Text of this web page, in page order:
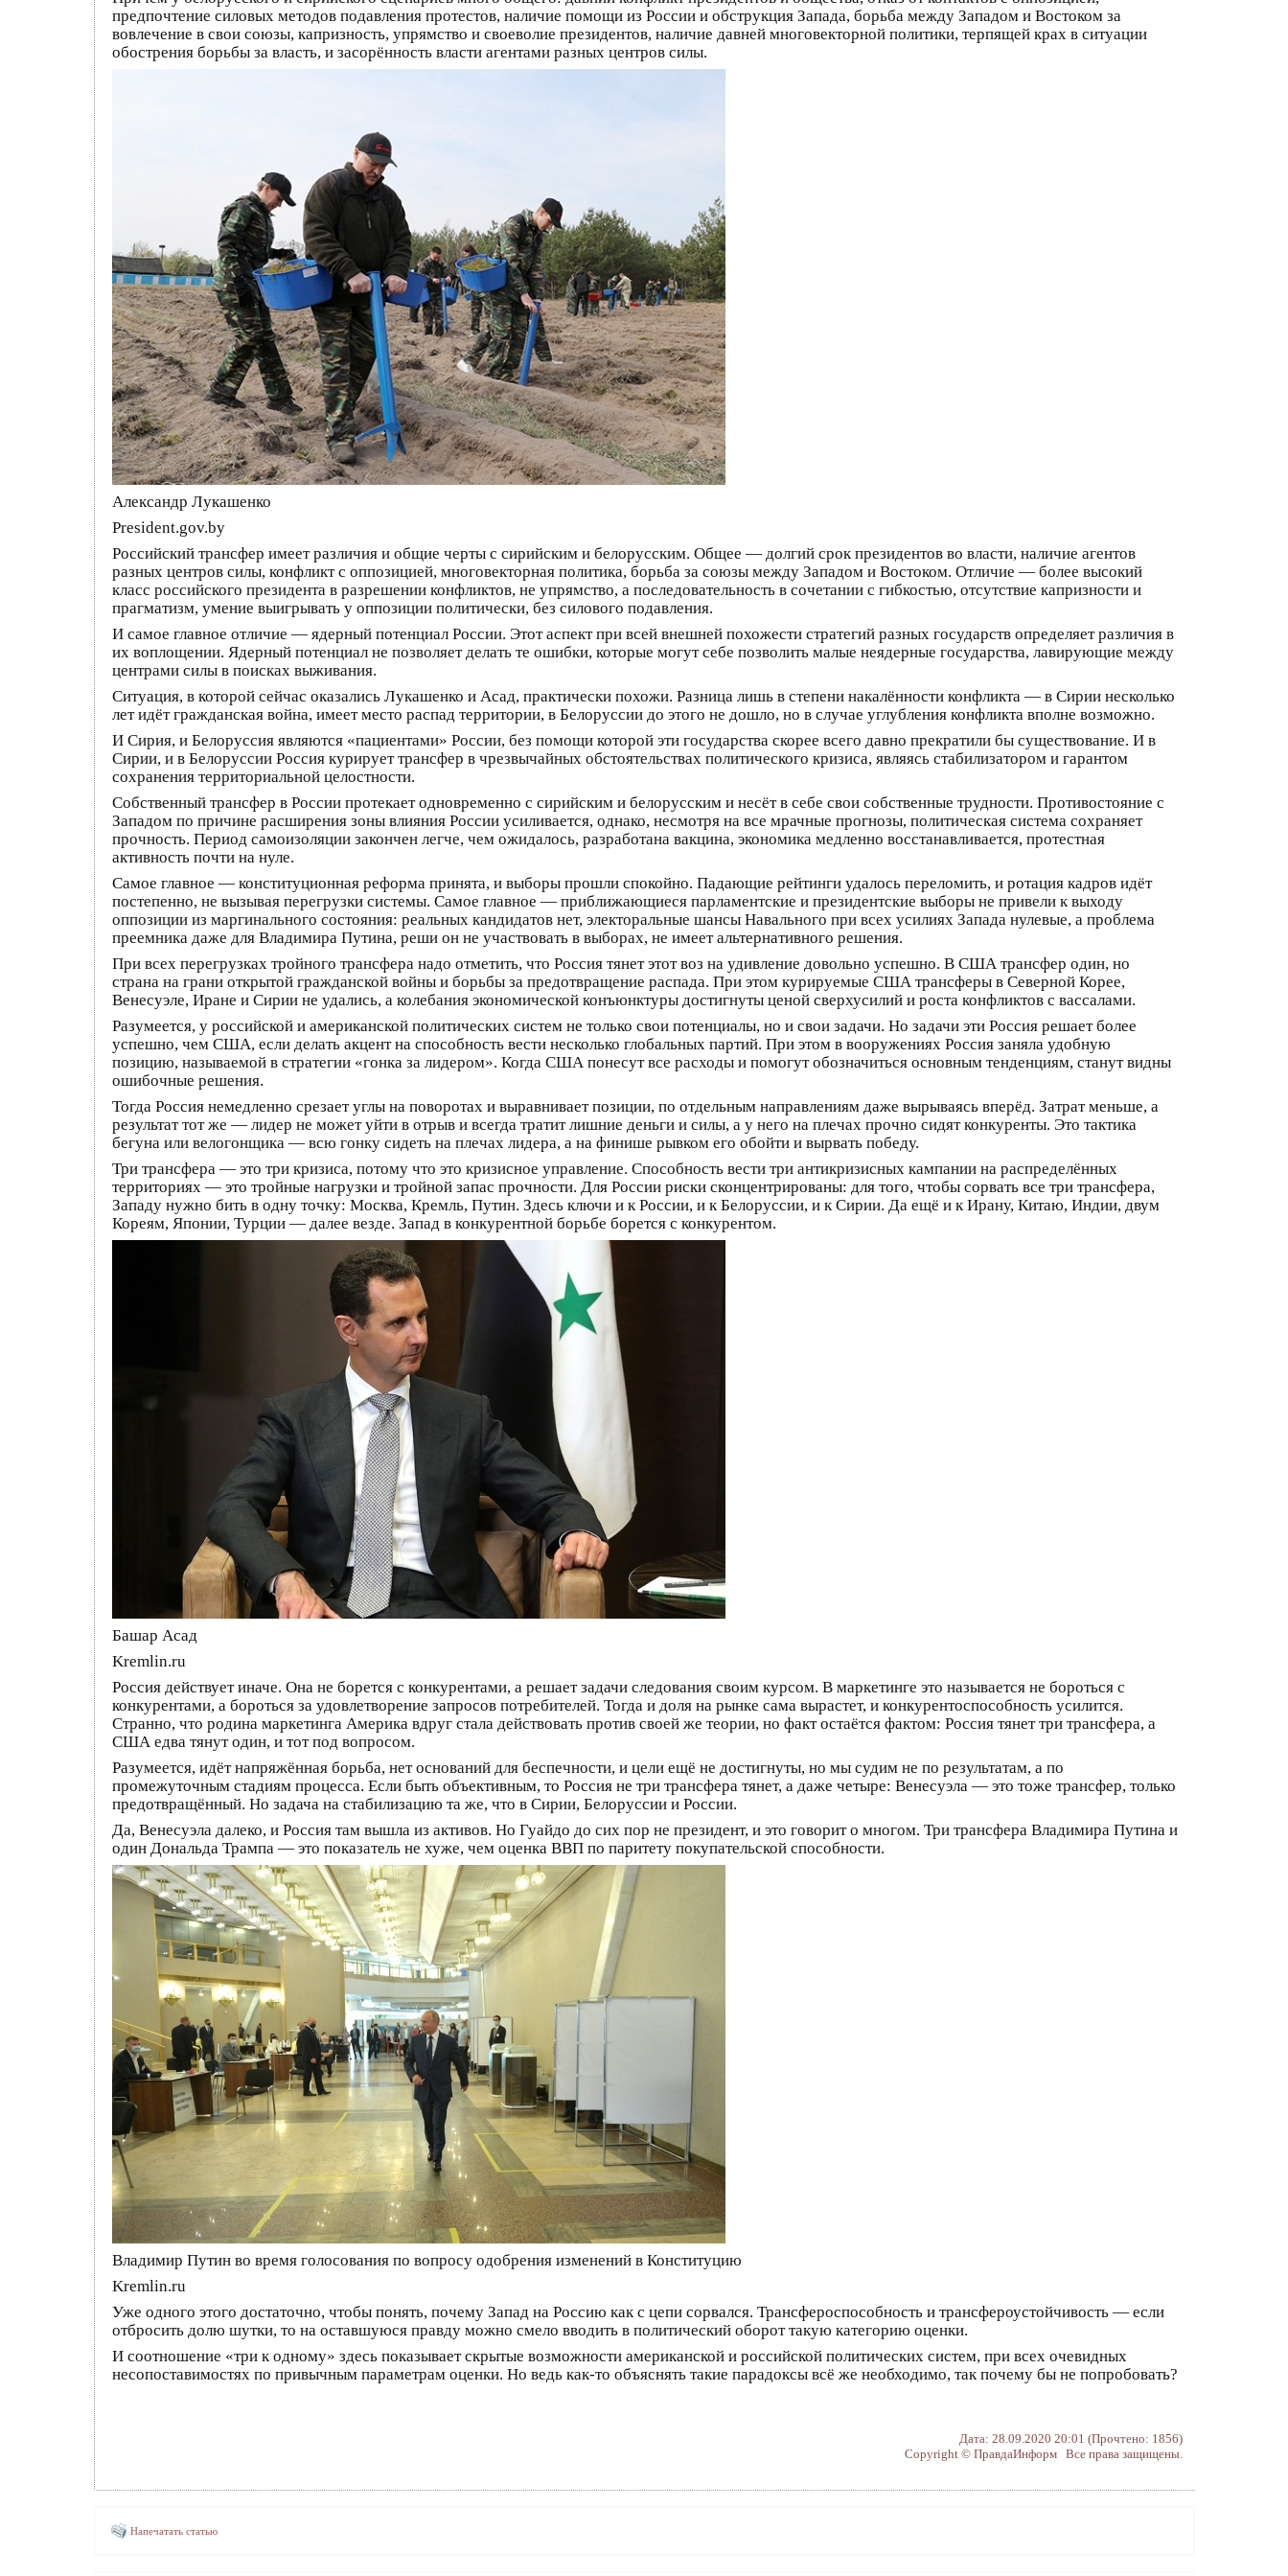
предпочтение силовых методов подавления протестов, наличие помощи из России и обструкция Запада, борьба между Западом и Востоком за
вовлечение в свои союзы, капризность, упрямство и своеволие президентов, наличие давней многовекторной политики, терпящей крах в ситуации
обострения борьбы за власть, и засорённость власти агентами разных центров силы.
Александр Лукашенко
President.gov.by
Российский трансфер имеет различия и общие черты с сирийским и белорусским. Общее — долгий срок президентов во власти, наличие агентов
разных центров силы, конфликт с оппозицией, многовекторная политика, борьба за союзы между Западом и Востоком. Отличие — более высокий
класс российского президента в разрешении конфликтов, не упрямство, а последовательность в сочетании с гибкостью, отсутствие капризности и
прагматизм, умение выигрывать у оппозиции политически, без силового подавления.
И самое главное отличие — ядерный потенциал России. Этот аспект при всей внешней похожести стратегий разных государств определяет различия в
их воплощении. Ядерный потенциал не позволяет делать те ошибки, которые могут себе позволить малые неядерные государства, лавирующие между
центрами силы в поисках выживания.
Ситуация, в которой сейчас оказались Лукашенко и Асад, практически похожи. Разница лишь в степени накалённости конфликта — в Сирии несколько
лет идёт гражданская война, имеет место распад территории, в Белоруссии до этого не дошло, но в случае углубления конфликта вполне возможно.
И Сирия, и Белоруссия являются «пациентами» России, без помощи которой эти государства скорее всего давно прекратили бы существование. И в
Сирии, и в Белоруссии Россия курирует трансфер в чрезвычайных обстоятельствах политического кризиса, являясь стабилизатором и гарантом
сохранения территориальной целостности.
Собственный трансфер в России протекает одновременно с сирийским и белорусским и несёт в себе свои собственные трудности. Противостояние с
Западом по причине расширения зоны влияния России усиливается, однако, несмотря на все мрачные прогнозы, политическая система сохраняет
прочность. Период самоизоляции закончен легче, чем ожидалось, разработана вакцина, экономика медленно восстанавливается, протестная
активность почти на нуле.
Самое главное — конституционная реформа принята, и выборы прошли спокойно. Падающие рейтинги удалось переломить, и ротация кадров идёт
постепенно, не вызывая перегрузки системы. Самое главное — приближающиеся парламентские и президентские выборы не привели к выходу
оппозиции из маргинального состояния: реальных кандидатов нет, электоральные шансы Навального при всех усилиях Запада нулевые, а проблема
преемника даже для Владимира Путина, реши он не участвовать в выборах, не имеет альтернативного решения.
При всех перегрузках тройного трансфера надо отметить, что Россия тянет этот воз на удивление довольно успешно. В США трансфер один, но
страна на грани открытой гражданской войны и борьбы за предотвращение распада. При этом курируемые США трансферы в Северной Корее,
Венесуэле, Иране и Сирии не удались, а колебания экономической конъюнктуры достигнуты ценой сверхусилий и роста конфликтов с вассалами.
Разумеется, у российской и американской политических систем не только свои потенциалы, но и свои задачи. Но задачи эти Россия решает более
успешно, чем США, если делать акцент на способность вести несколько глобальных партий. При этом в вооружениях Россия заняла удобную
позицию, называемой в стратегии «гонка за лидером». Когда США понесут все расходы и помогут обозначиться основным тенденциям, станут видны
ошибочные решения.
Тогда Россия немедленно срезает углы на поворотах и выравнивает позиции, по отдельным направлениям даже вырываясь вперёд. Затрат меньше, а
результат тот же — лидер не может уйти в отрыв и всегда тратит лишние деньги и силы, а у него на плечах прочно сидят конкуренты. Это тактика
бегуна или велогонщика — всю гонку сидеть на плечах лидера, а на финише рывком его обойти и вырвать победу.
Три трансфера — это три кризиса, потому что это кризисное управление. Способность вести три антикризисных кампании на распределённых
территориях — это тройные нагрузки и тройной запас прочности. Для России риски сконцентрированы: для того, чтобы сорвать все три трансфера,
Западу нужно бить в одну точку: Москва, Кремль, Путин. Здесь ключи и к России, и к Белоруссии, и к Сирии. Да ещё и к Ирану, Китаю, Индии, двум
Кореям, Японии, Турции — далее везде. Запад в конкурентной борьбе борется с конкурентом.
Башар Асад
Kremlin.ru
Россия действует иначе. Она не борется с конкурентами, а решает задачи следования своим курсом. В маркетинге это называется не бороться с
конкурентами, а бороться за удовлетворение запросов потребителей. Тогда и доля на рынке сама вырастет, и конкурентоспособность усилится.
Странно, что родина маркетинга Америка вдруг стала действовать против своей же теории, но факт остаётся фактом: Россия тянет три трансфера, а
США едва тянут один, и тот под вопросом.
Разумеется, идёт напряжённая борьба, нет оснований для беспечности, и цели ещё не достигнуты, но мы судим не по результатам, а по
промежуточным стадиям процесса. Если быть объективным, то Россия не три трансфера тянет, а даже четыре: Венесуэла — это тоже трансфер, только
предотвращённый. Но задача на стабилизацию та же, что в Сирии, Белоруссии и России.
Да, Венесуэла далеко, и Россия там вышла из активов. Но Гуайдо до сих пор не президент, и это говорит о многом. Три трансфера Владимира Путина и
один Дональда Трампа — это показатель не хуже, чем оценка ВВП по паритету покупательской способности.
Владимир Путин во время голосования по вопросу одобрения изменений в Конституцию
Kremlin.ru
Уже одного этого достаточно, чтобы понять, почему Запад на Россию как с цепи сорвался. Трансфероспособность и трансфероустойчивость — если
отбросить долю шутки, то на оставшуюся правду можно смело вводить в политический оборот такую категорию оценки.
И соотношение «три к одному» здесь показывает скрытые возможности американской и российской политических систем, при всех очевидных
несопоставимостях по привычным параметрам оценки. Но ведь как-то объяснять такие парадоксы всё же необходимо, так почему бы не попробовать?
Дата: 28.09.2020 20:01 (Прочтено: 1856)
Copyright © ПравдаИнформ Все права защищены.
Напечатать статью